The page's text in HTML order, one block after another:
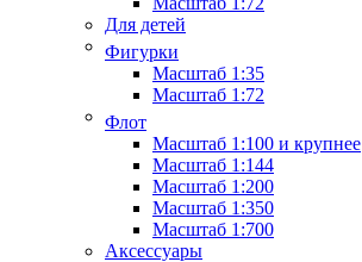
Для детей
Фигурки
Масштаб 1:35
Масштаб 1:72
Флот
Масштаб 1:100 и крупнее
Масштаб 1:144
Масштаб 1:200
Масштаб 1:350
Масштаб 1:700
Аксессуары